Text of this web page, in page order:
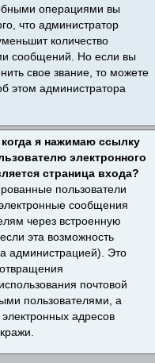
операциями вы
что администратор
количество
сообщений. Но если вы
свое звание, то можете
этом администратора
я нажимаю ссылку
электронного
страница входа?
пользователи
сообщения
через встроенную
эта возможность
администрацией). Это
почтовой
пользователями, а
адресов